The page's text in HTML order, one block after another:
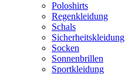
Poloshirts
Regenkleidung
Schals
Sicherheitskleidung
Socken
Sonnenbrillen
Sportkleidung